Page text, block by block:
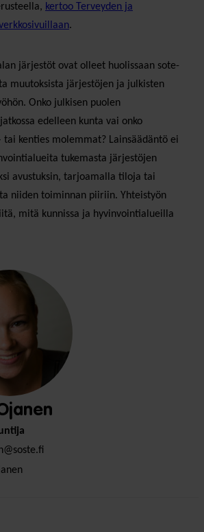
kertoo Terveyden ja
.
järjestöt ovat olleet huolissaan sote-
muutoksista järjestöjen ja julkisten
Onko julkisen puolen
edelleen kunta vai onko
tai kenties molemmat? Lainsäädäntö ei
tukemasta järjestöjen
avustuksin, tarjoamalla tiloja tai
niiden toiminnan piiriin. Yhteistyön
mitä kunnissa ja hyvinvointialueilla